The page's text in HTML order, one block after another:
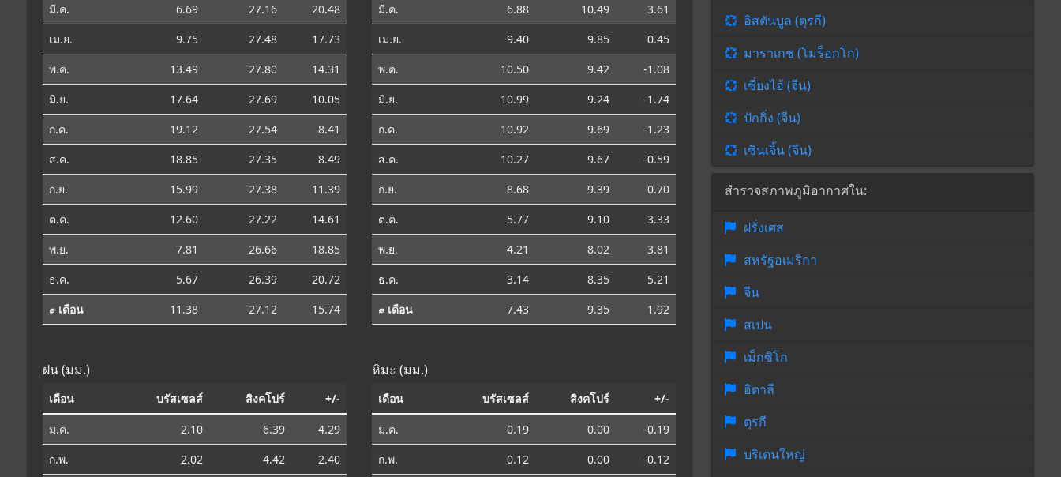
มี.ค.
6.69 27.16
20.48
เม.ย.
9.75 27.48
17.73
พ.ค.
13.49 27.80
14.31
มิ.ย.
17.64 27.69
10.05
ก.ค.
19.12 27.54
8.41
ส.ค.
18.85 27.35
8.49
ก.ย.
15.99 27.38
11.39
ต.ค.
12.60 27.22
14.61
พ.ย.
7.81 26.66
18.85
ธ.ค.
5.67 26.39
20.72
⌀ เดือน
11.38 27.12 15.74
มี.ค.
6.88 10.49
3.61
เม.ย.
9.40 9.85
0.45
พ.ค.
10.50 9.42
-1.08
มิ.ย.
10.99 9.24
-1.74
ก.ค.
10.92 9.69
-1.23
ส.ค.
10.27 9.67
-0.59
ก.ย.
8.68 9.39
0.70
ต.ค.
5.77 9.10
3.33
พ.ย.
4.21 8.02
3.81
ธ.ค.
3.14 8.35
5.21
⌀ เดือน
7.43 9.35 1.92
ฝน (มม.)
เดือน บรัสเซลส์ สิงคโปร์ +/-
ม.ค. 2.10 6.39
4.29
ก.พ.
2.02 4.42
2.40
หิมะ (มม.)
เดือน บรัสเซลส์ สิงคโปร์ +/-
ม.ค. 0.19 0.00
-0.19
ก.พ.
0.12 0.00
-0.12
อิสตันบูล (ตุรกี)
มาราเกช (โมร็อกโก)
เซี่ยงไฮ้ (จีน)
ปักกิ่ง (จีน)
เซินเจิ้น (จีน)
สำรวจสภาพภูมิอากาศใน:
ฝรั่งเศส
สหรัฐอเมริกา
จีน
สเปน
เม็กซิโก
อิตาลี
ตุรกี
บริเตนใหญ่